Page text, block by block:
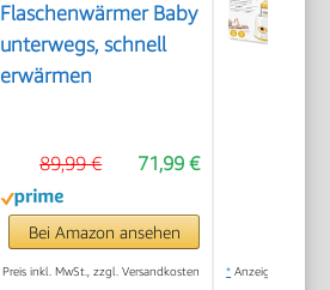
Flaschenwärmer Baby
unterwegs, schnell
erwärmen
71,99 €
89,99 €
Bei Amazon ansehen
Preis inkl. MwSt., zzgl. Versandkosten * Anzeige